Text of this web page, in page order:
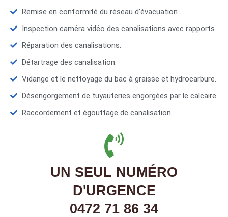
Remise en conformité du réseau d'évacuation.
Inspection caméra vidéo des canalisations avec rapports.
Réparation des canalisations.
Détartrage des canalisation.
Vidange et le nettoyage du bac à graisse et hydrocarbure.
Désengorgement de tuyauteries engorgées par le calcaire.
Raccordement et égouttage de canalisation.
UN SEUL NUMÉRO
D'URGENCE
0472 71 86 34